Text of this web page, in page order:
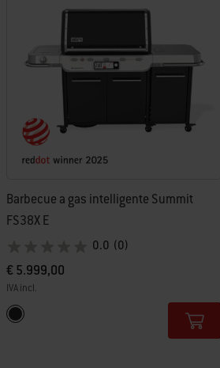
Barbecue a gas intelligente Summit
FS38X E
0.0 (0)
€ 5.999,00
IVA incl.
Color Options
Nero